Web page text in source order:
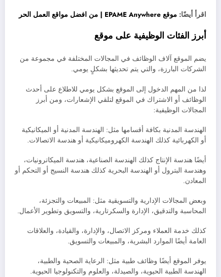
اقرأ أيضًا: موقع EPAME Anywhere | من افضل مواقع العمل الحر
أبرز الفئات الوظيفية على موقع
يضم الموقع آلاف الوظائف في المجالات المختلفة في مجموعة من
الشركات البارزة، والتي يتم تحديثها بشكلٍ يومي.
لذا من المهم الدخول إلى الموقع بشكل يومي للاطلاع على أحدث
الوظائف أو الاشتراك في الموقع لتلقي الإشعارات، ومن أبرز
المجالات الوظيفية:
الهندسة المدنية بكافة أقسامها مثل: الهندسة المدنية أو الميكانيكية
أو الكهربائية كذلك الهندسة الكهروميكانيكية أو هندسة الاتصالات.
أيضًا هندسة الإنتاج كذلك الهندسة الصناعية، هندسة الميكاترونيات،
وهندسة البترول أو الهندسة البحرية كذلك هندسة النسيج أو التحكم أو
المعادن.
وبعض المجالات الإدارية والتسويقية مثل: المبيعات والتجزئة،
المحاسبة والتدقيق، الإدارة والسكرتارية، والتسويق وتطوير الأعمال.
كذلك خدمة العملاء ومركز الاتصال، والإدارة، والقيادة، والعلاقات
العامة أيضًا الموارد البشرية، والمبيعات والتسويق.
يوفر الموقع أيضًا وظائف طبية مثل: الرعاية الصحية والطبية،
الهندسة الطبية الحيوية، والصيدلة، والعلوم والتكنولوجيا الحيوية.